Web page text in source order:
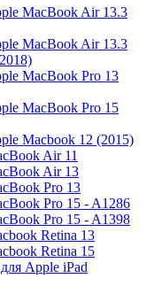
MacBook Air 13.3
MacBook Air 13.3
MacBook Pro 13
MacBook Pro 15
Macbook 12 (2015)
Air 11
Air 13
Pro 13
Pro 15 - A1286
Pro 15 - A1398
Retina 13
Retina 15
Apple iPad